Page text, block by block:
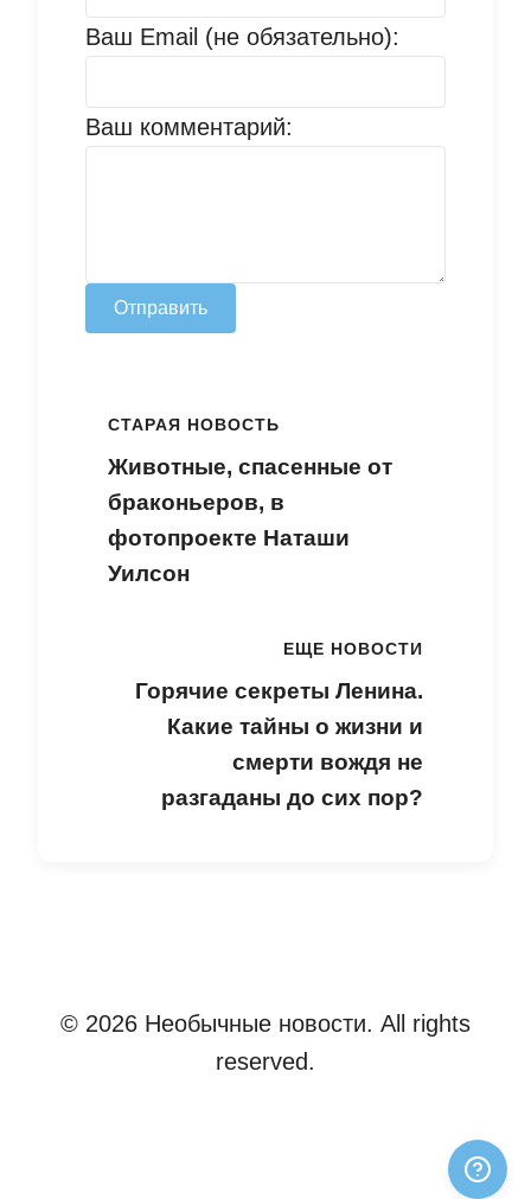
Ваш Email (не обязательно):
Ваш комментарий:
Отправить
СТАРАЯ НОВОСТЬ
Животные, спасенные от
браконьеров, в
фотопроекте Наташи
Уилсон
ЕЩЕ НОВОСТИ
Горячие секреты Ленина.
Какие тайны о жизни и
смерти вождя не
разгаданы до сих пор?
© 2026 Необычные новости. All rights
reserved.